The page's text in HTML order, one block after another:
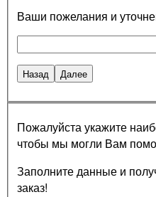
Ваши пожелания и
Назад Далее
Пожалуйста укажите
чтобы мы могли Вам
Заполните данные и
заказ!